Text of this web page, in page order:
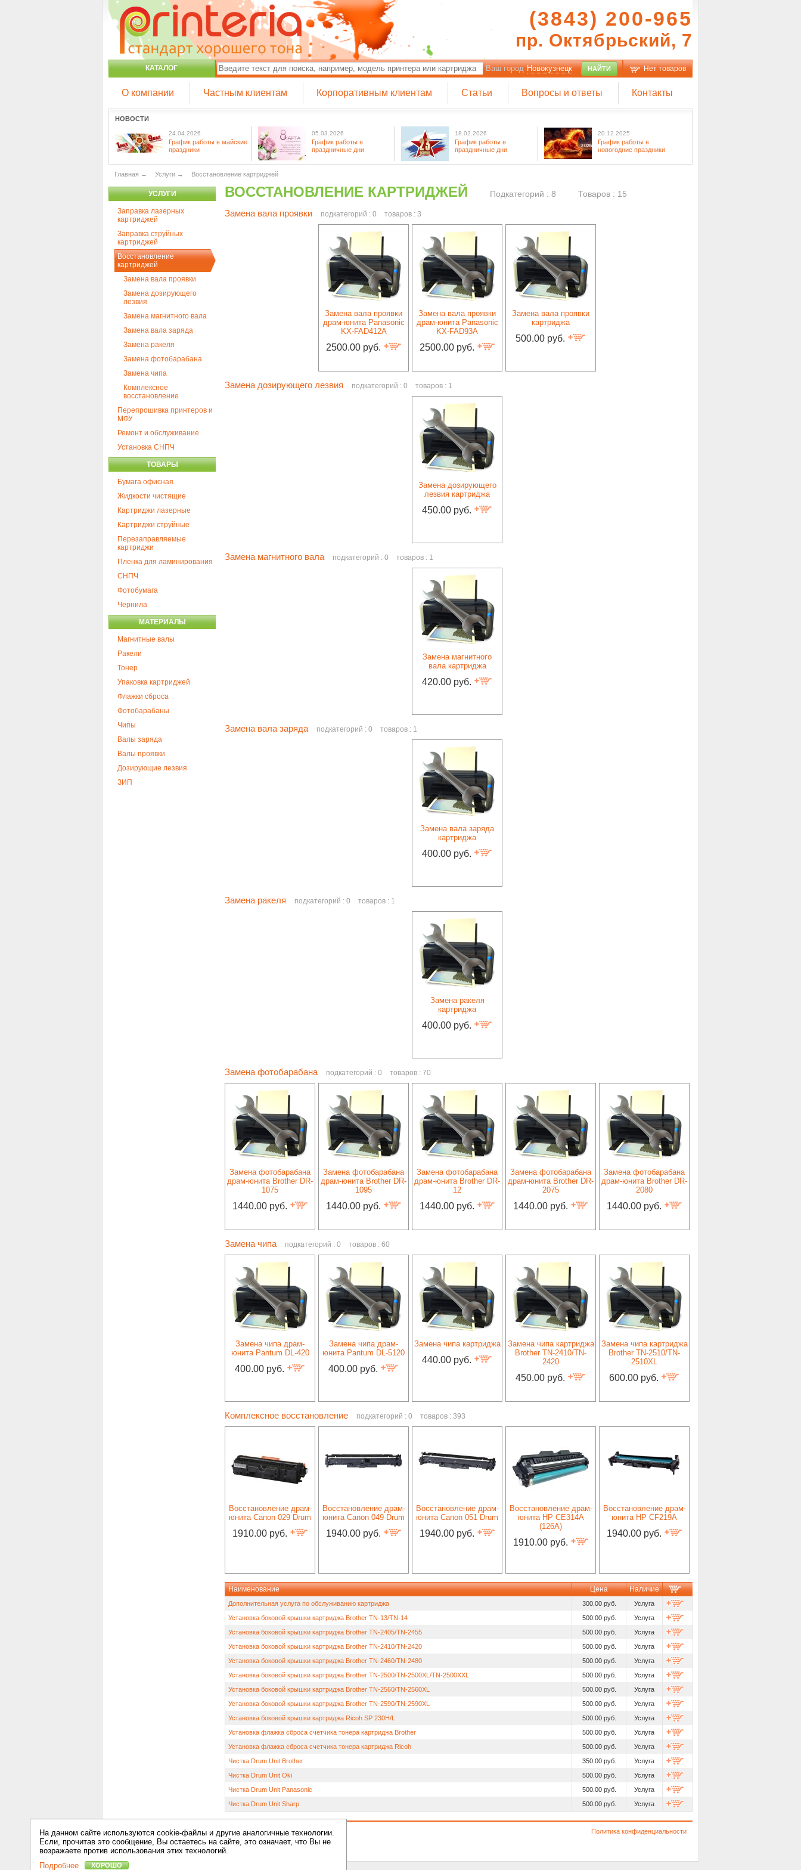
(3843) 200-965
пр. Октябрьский, 7
КАТАЛОГ Ваш город Новокузнецк НАЙТИ Нет товаров
О компании Частным клиентам Корпоративным клиентам Статьи Вопросы и ответы Контакты
НОВОСТИ
24.04.2026
График работы в майские
праздники
05.03.2026
График работы в
праздничные дни
18.02.2026
График работы в
праздничные дни
20.12.2025
График работы в
новогодние праздники
Главная → Услуги → Восстановление картриджей
УСЛУГИ
Заправка лазерных
картриджей
Заправка струйных
картриджей
Восстановление
картриджей
Замена вала проявки
Замена дозирующего
лезвия
Замена магнитного вала
Замена вала заряда
Замена ракеля
Замена фотобарабана
Замена чипа
Комплексное
восстановление
Перепрошивка принтеров и
МФУ
Ремонт и обслуживание
Установка СНПЧ
ТОВАРЫ
Бумага офисная
Жидкости чистящие
Картриджи лазерные
Картриджи струйные
Перезаправляемые
картриджи
Пленка для ламинирования
СНПЧ
Фотобумага
Чернила
МАТЕРИАЛЫ
Магнитные валы
Ракели
Тонер
Упаковка картриджей
Флажки сброса
Фотобарабаны
Чипы
Валы заряда
Валы проявки
Дозирующие лезвия
ЗИП
ВОССТАНОВЛЕНИЕ КАРТРИДЖЕЙ Подкатегорий : 8 Товаров : 15
Замена вала проявки подкатегорий : 0 товаров : 3
Замена вала проявки
драм-юнита Panasonic
KX-FAD412A
2500.00 руб.
Замена вала проявки
драм-юнита Panasonic
KX-FAD93A
2500.00 руб.
Замена вала проявки
картриджа
500.00 руб.
Замена дозирующего лезвия подкатегорий : 0 товаров : 1
Замена дозирующего
лезвия картриджа
450.00 руб.
Замена магнитного вала подкатегорий : 0 товаров : 1
Замена магнитного
вала картриджа
420.00 руб.
Замена вала заряда подкатегорий : 0 товаров : 1
Замена вала заряда
картриджа
400.00 руб.
Замена ракеля подкатегорий : 0 товаров : 1
Замена ракеля
картриджа
400.00 руб.
Замена фотобарабана подкатегорий : 0 товаров : 70
Замена фотобарабана
драм-юнита Brother DR-
1075
1440.00 руб.
Замена фотобарабана
драм-юнита Brother DR-
1095
1440.00 руб.
Замена фотобарабана
драм-юнита Brother DR-
12
1440.00 руб.
Замена фотобарабана
драм-юнита Brother DR-
2075
1440.00 руб.
Замена фотобарабана
драм-юнита Brother DR-
2080
1440.00 руб.
Замена чипа подкатегорий : 0 товаров : 60
Замена чипа драм-
юнита Pantum DL-420
400.00 руб.
Замена чипа драм-
юнита Pantum DL-5120
400.00 руб.
Замена чипа картриджа
440.00 руб.
Замена чипа картриджа
Brother TN-2410/TN-
2420
450.00 руб.
Замена чипа картриджа
Brother TN-2510/TN-
2510XL
600.00 руб.
Комплексное восстановление подкатегорий : 0 товаров : 393
Восстановление драм-
юнита Canon 029 Drum
1910.00 руб.
Восстановление драм-
юнита Canon 049 Drum
1940.00 руб.
Восстановление драм-
юнита Canon 051 Drum
1940.00 руб.
Восстановление драм-
юнита HP CE314A
(126A)
1910.00 руб.
Восстановление драм-
юнита HP CF219A
1940.00 руб.
Наименование Цена Наличие
Дополнительная услуга по обслуживанию картриджа 300.00 руб.
Услуга
Установка боковой крышки картриджа Brother TN-13/TN-14
500.00 руб.
Услуга
Установка боковой крышки картриджа Brother TN-2405/TN-2455
500.00 руб.
Услуга
Установка боковой крышки картриджа Brother TN-2410/TN-2420
500.00 руб.
Услуга
Установка боковой крышки картриджа Brother TN-2460/TN-2480
500.00 руб.
Услуга
Установка боковой крышки картриджа Brother TN-2500/TN-2500XL/TN-2500XXL
500.00 руб.
Услуга
Установка боковой крышки картриджа Brother TN-2560/TN-2560XL
500.00 руб.
Услуга
Установка боковой крышки картриджа Brother TN-2590/TN-2590XL
500.00 руб.
Услуга
Установка боковой крышки картриджа Ricoh SP 230H/L
500.00 руб.
Услуга
Установка флажка сброса счетчика тонера картриджа Brother
500.00 руб.
Услуга
Установка флажка сброса счетчика тонера картриджа Ricoh
500.00 руб.
Услуга
Чистка Drum Unit Brother
350.00 руб.
Услуга
Чистка Drum Unit Oki
500.00 руб.
Услуга
Чистка Drum Unit Panasonic
500.00 руб.
Услуга
Чистка Drum Unit Sharp
500.00 руб. Услуга
© 2008—2026 ИП Карпук И. В.
Информация о ценах и наличии товара обновлена 08.08.2026 21:16
Политика конфиденциальности
На данном сайте используются cookie-файлы и другие аналогичные технологии.
Если, прочитав это сообщение, Вы остаетесь на сайте, это означает, что Вы не
возражаете против использования этих технологий.
Подробнее
ХОРОШО